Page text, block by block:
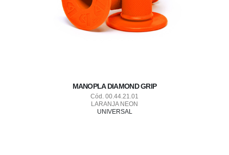
MANOPLA DIAMOND GRIP
Cód. 00.44.21.01
LARANJA NEON
UNIVERSAL